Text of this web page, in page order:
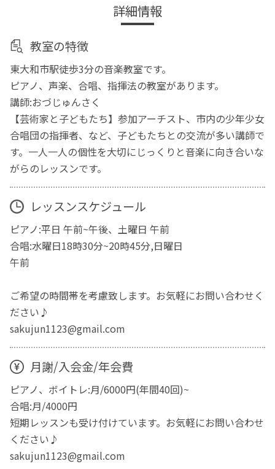
詳細情報
教室の特徴
東大和市駅徒歩3分の音楽教室です。
ピアノ、声楽、合唱、指揮法の教室があります。
講師:おづじゅんさく
【芸術家と子どもたち】参加アーチスト、市内の少年少女
合唱団の指揮者、など、子どもたちとの交流が多い講師で
す。一人一人の個性を大切にじっくりと音楽に向き合いな
がらのレッスンです。
レッスンスケジュール
ピアノ:平日 午前~午後、土曜日 午前
合唱:水曜日18時30分~20時45分,日曜日
午前
ご希望の時間帯を考慮致します。お気軽にお問い合わせく
ださい♪
sakujun1123@gmail.com
月謝/入会金/年会費
ピアノ、ボイトレ:月/6000円(年間40回)~
合唱:月/4000円
短期レッスンも受け付けています。お気軽にお問い合わせ
ください♪
sakujun1123@gmail.com